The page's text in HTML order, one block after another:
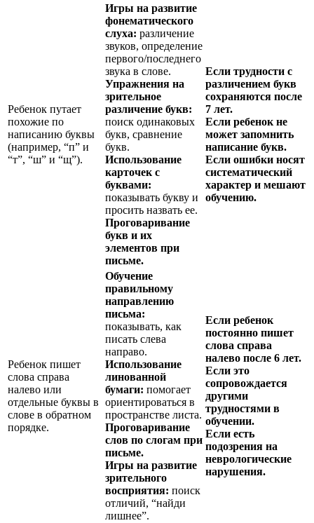
Ребенок путает
похожие по
написанию буквы
(например, “п” и
“т”, “ш” и “щ”).
Игры на развитие
фонематического
слуха: различение
звуков, определение
первого/последнего
звука в слове.
Упражнения на
зрительное
различение букв:
поиск одинаковых
букв, сравнение
букв.
Использование
карточек с
буквами:
показывать букву и
просить назвать ее.
Проговаривание
букв и их
элементов при
письме.
Если трудности с
различением букв
сохраняются после
7 лет.
Если ребенок не
может запомнить
написание букв.
Если ошибки носят
систематический
характер и мешают
обучению.
Ребенок пишет
слова справа
налево или
отдельные буквы в
слове в обратном
порядке.
Обучение
правильному
направлению
письма:
показывать, как
писать слева
направо.
Использование
линованной
бумаги: помогает
ориентироваться в
пространстве листа.
Проговаривание
слов по слогам при
письме.
Игры на развитие
зрительного
восприятия: поиск
отличий, “найди
лишнее”.
Если ребенок
постоянно пишет
слова справа
налево после 6 лет.
Если это
сопровождается
другими
трудностями в
обучении.
Если есть
подозрения на
неврологические
нарушения.